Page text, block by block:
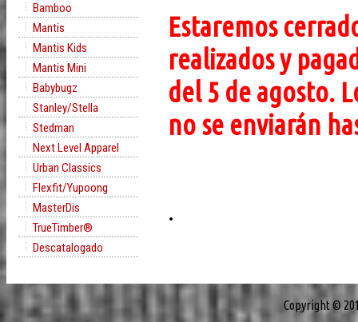
Bamboo
Mantis
Mantis Kids
Mantis Mini
Babybugz
Stanley/Stella
Stedman
Next Level Apparel
Urban Classics
Flexfit/Yupoong
MasterDis
TrueTimber®
Descatalogado
Estaremos
realizados y
del 5 de agosto.
no se enviarán
.
Copyright ©